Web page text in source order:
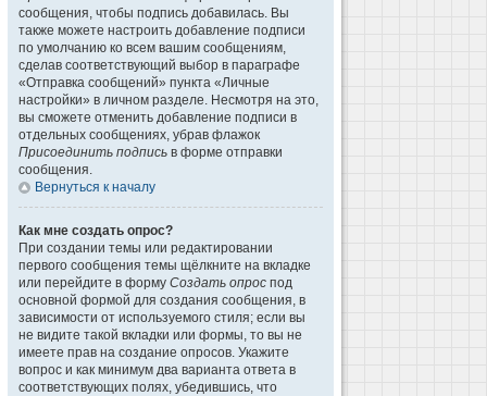
сообщения, чтобы подпись добавилась. Вы
также можете настроить добавление подписи
по умолчанию ко всем вашим сообщениям,
сделав соответствующий выбор в параграфе
«Отправка сообщений» пункта «Личные
настройки» в личном разделе. Несмотря на это,
вы сможете отменить добавление подписи в
отдельных сообщениях, убрав флажок
Присоединить подпись в форме отправки
сообщения.
Вернуться к началу
Как мне создать опрос?
При создании темы или редактировании
первого сообщения темы щёлкните на вкладке
или перейдите в форму Создать опрос под
основной формой для создания сообщения, в
зависимости от используемого стиля; если вы
не видите такой вкладки или формы, то вы не
имеете прав на создание опросов. Укажите
вопрос и как минимум два варианта ответа в
соответствующих полях, убедившись, что